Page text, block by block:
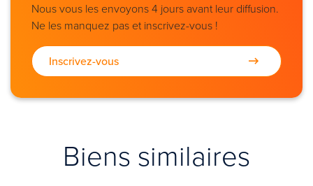
Nous vous les envoyons 4 jours avant leur diffusion.
Ne les manquez pas et inscrivez-vous !
Inscrivez-vous
Biens similaires